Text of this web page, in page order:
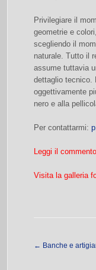
Privilegiare il
geometrie e
scegliendo il
naturale. Tutto il
assume tuttavia
dettaglio tecnico.
oggettivamente
nero e alla
Per contattarmi:
Leggi il
Visita la galleria
← Banche e